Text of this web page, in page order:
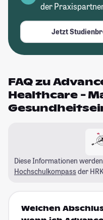
der
Jetzt
FAQ zu
Healthcare -
Diese Informationen
Hochschulkompass der
Welchen